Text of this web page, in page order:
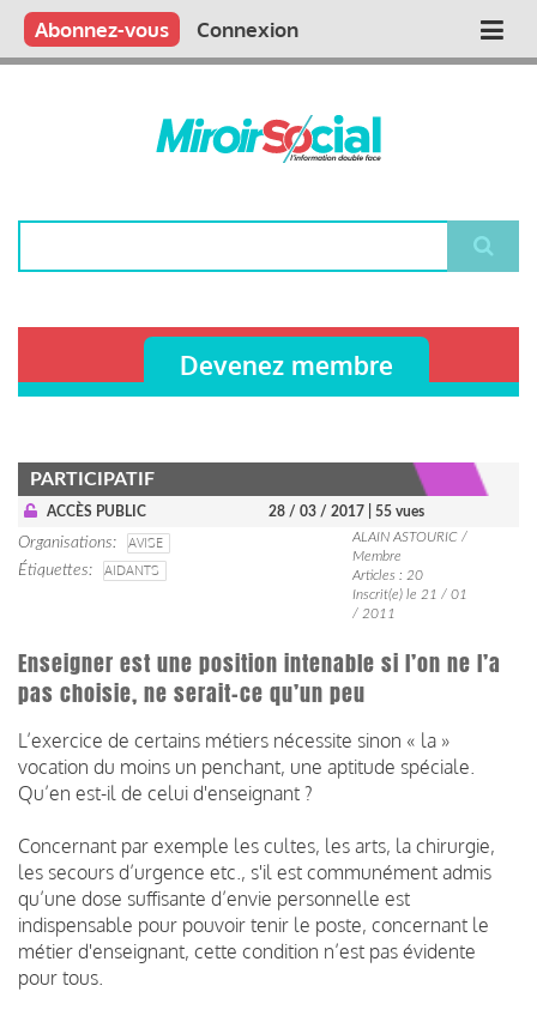
Aller
contenu
Main
Qui sommes nous ?
Vous publiez
Nous publions
Contactez-nous
Abonnez-vous Connexion
Devenez membre
PARTICIPATIF
ACCÈS PUBLIC 28 / 03 / 2017 | 55 vues
Organisations
AVISE
Étiquettes
AIDANTS
ALAIN ASTOURIC /
Membre
Articles : 20
Inscrit(e) le 21 / 01
/ 2011
Enseigner est une position intenable si l’on ne l’a
pas choisie, ne serait-ce qu’un peu
L’exercice de certains métiers nécessite sinon « la »
vocation du moins un penchant, une aptitude spéciale.
Qu’en est-il de celui d'enseignant ?
Concernant par exemple les cultes, les arts, la chirurgie,
les secours d’urgence etc., s'il est communément admis
qu’une dose suffisante d’envie personnelle est
indispensable pour pouvoir tenir le poste, concernant le
métier d'enseignant, cette condition n’est pas évidente
pour tous.